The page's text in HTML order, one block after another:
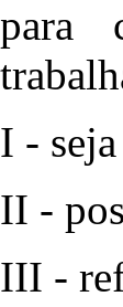
para
I -
II -
III -